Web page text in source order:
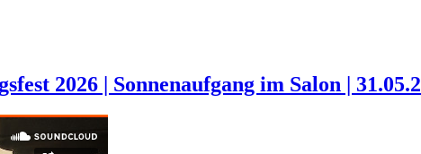
2026 | Sonnenaufgang im Salon |